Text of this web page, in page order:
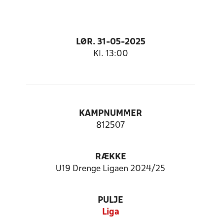
LØR. 31-05-2025
Kl. 13:00
KAMPNUMMER
812507
RÆKKE
U19 Drenge Ligaen 2024/25
PULJE
Liga